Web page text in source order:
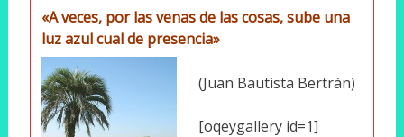
«A veces, por las venas de las cosas, sube una
luz azul cual de presencia»
(Juan Bautista Bertrán)
[oqeygallery id=1]